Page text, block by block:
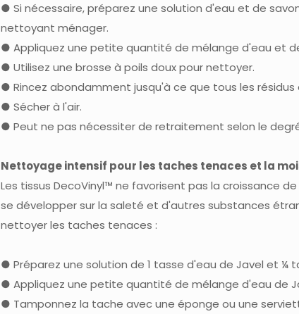
● Si nécessaire, préparez une solution d'eau et de
nettoyant ménager.
● Appliquez une petite quantité de mélange d'eau et
● Utilisez une brosse à poils doux pour nettoyer.
● Rincez abondamment jusqu'à ce que tous les résidus
● Sécher à l'air.
● Peut ne pas nécessiter de retraitement selon le
Nettoyage intensif pour les taches tenaces et la
Les tissus DecoVinyl™ ne favorisent pas la croissance
se développer sur la saleté et d'autres substances
nettoyer les taches tenaces :
● Préparez une solution de 1 tasse d'eau de Javel et ¼
● Appliquez une petite quantité de mélange d'eau de
● Tamponnez la tache avec une éponge ou une